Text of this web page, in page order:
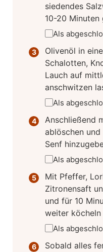
siedendes
10-20 Minuten
Als
Olivenöl in
Schalotten,
Lauch auf
anschwitzen
Als
Anschließend
ablöschen und
Senf
Als
Mit Pfeffer,
Zitronensaft
und für 10
weiter köcheln
Als
Sobald alles